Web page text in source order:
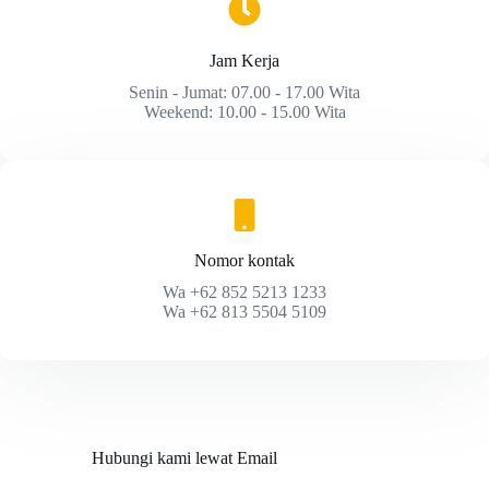
Jam Kerja
Senin - Jumat: 07.00 - 17.00 Wita
Weekend: 10.00 - 15.00 Wita
Nomor kontak
Wa +62 852 5213 1233
Wa +62 813 5504 5109
Hubungi kami lewat Email